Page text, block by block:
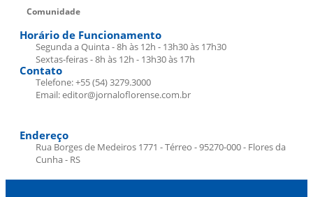
Comunidade
Horário de Funcionamento
Segunda a Quinta - 8h às 12h - 13h30 às 17h30
Sextas-feiras - 8h às 12h - 13h30 às 17h
Contato
Telefone: +55 (54) 3279.3000
Email: editor@jornaloflorense.com.br
Endereço
Rua Borges de Medeiros 1771 - Térreo - 95270-000 - Flores da
Cunha - RS